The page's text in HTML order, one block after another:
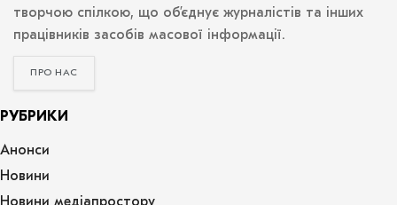
творчою спілкою, що об’єднує журналістів та інших
працівників засобів масової інформації.
ПРО НАС
РУБРИКИ
Анонси
Новини
Новини медіапростору